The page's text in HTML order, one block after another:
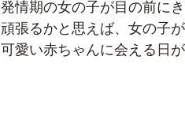
発情期の女の子が目の前に
頑張るかと思えば、女の子
可愛い赤ちゃんに会える日